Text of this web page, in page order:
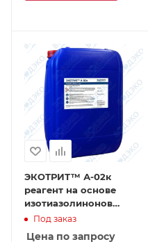
ЭКОТРИТ™ А-02к
реагент на основе
изотиазолинонов
(концентрат)
Под заказ
Цена по запросу